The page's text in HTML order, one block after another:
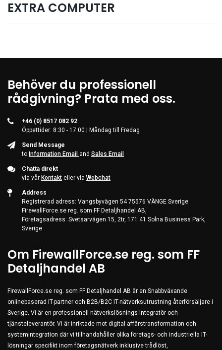
Kontorsmaterial och tillbehör
Övervakningsutrustning
KVM-utrustning
Skrivare, skannrar och tillbehör
Point of Sale
Spel och Drönare
Electrical Supplies
Displays & Projectors
Server & Storage
Various
PC Systems
Supplies
Accessories
Games & Leisure
AV & Multimedia
EXTRA COMPUTER
Behöver du professionell
rådgivning? Prata med oss.
+46 (0) 8517 082 92
Öppettider: 8:30 - 17:00 | Måndag till Fredag
Send Message
to Information Email and Sales Email
Chatta direkt
via vår Kontakt eller via Webchat
Address
Registrerad adress: Vangsbyvägen 54 75576 VÄNGE Sverige
FirewallForce.se reg. som FF Detaljhandel AB,
Företagsadress: Svetsarvägen 15, 2tr, 171 41 Solna Business Park,
Sverige
Om FirewallForce.se reg. som FF
Detaljhandel AB
FirewallForce.se reg. som FF Detaljhandel AB är en Snabbväxande
onlinebaserad IT-partner och B2B/B2C IT-nätverksutrustning återförsäljare i
Sverige. Vi är en professionell nätverkslösnings integratör och
tjänsteleverantör. Vi är inriktade mot digital affärstransformation och
systemintegration där vi tillhandahåller olika företags- och industriella IT-
lösningar specifikt inom företagsnätverk inklusive trådlöst,